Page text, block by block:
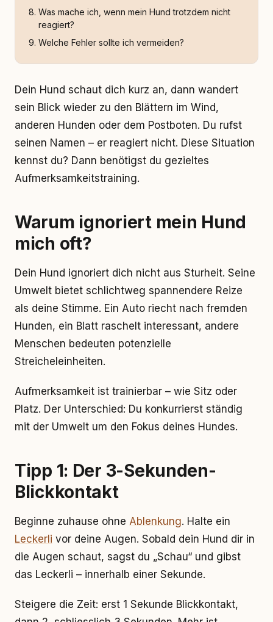
Was mache ich, wenn mein Hund trotzdem nicht
reagiert?
Welche Fehler sollte ich vermeiden?
Dein Hund schaut dich kurz an, dann wandert
sein Blick wieder zu den Blättern im Wind,
anderen Hunden oder dem Postboten. Du rufst
seinen Namen – er reagiert nicht. Diese Situation
kennst du? Dann benötigst du gezieltes
Aufmerksamkeitstraining.
Warum ignoriert mein Hund
mich oft?
Dein Hund ignoriert dich nicht aus Sturheit. Seine
Umwelt bietet schlichtweg spannendere Reize
als deine Stimme. Ein Auto riecht nach fremden
Hunden, ein Blatt raschelt interessant, andere
Menschen bedeuten potenzielle
Streicheleinheiten.
Aufmerksamkeit ist trainierbar – wie Sitz oder
Platz. Der Unterschied: Du konkurrierst ständig
mit der Umwelt um den Fokus deines Hundes.
Tipp 1: Der 3-Sekunden-
Blickkontakt
Beginne zuhause ohne Ablenkung. Halte ein
Leckerli vor deine Augen. Sobald dein Hund dir in
die Augen schaut, sagst du „Schau“ und gibst
das Leckerli – innerhalb einer Sekunde.
Steigere die Zeit: erst 1 Sekunde Blickkontakt,